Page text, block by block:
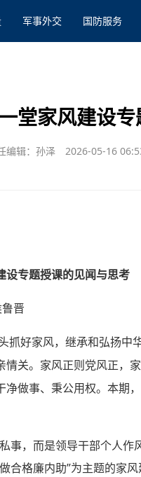
军事外交 国防服务
堂家风建设
编辑：孙泽 2026-05-16
专题授课的见闻与思考
晋
抓好家风，继承和弘扬
关。家风正则党风正，
做事、秉公用权。本期
事，而是领导干部个人
合格廉内助”为主题的家